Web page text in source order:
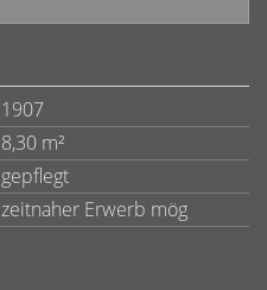
1907
8,30 m²
gepflegt
zeitnaher Erwerb mög